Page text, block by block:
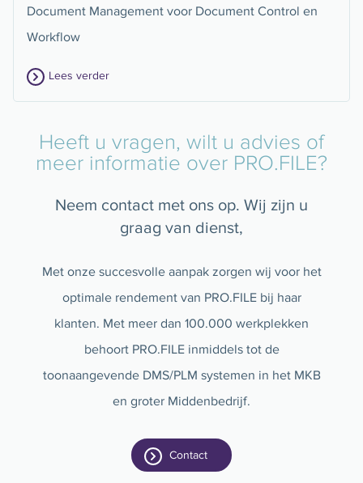
Document Management voor Document Control en
Workflow
Lees verder
Heeft u vragen, wilt u advies of
meer informatie over PRO.FILE?
Neem contact met ons op. Wij zijn u
graag van dienst,
Met onze succesvolle aanpak zorgen wij voor het
optimale rendement van PRO.FILE bij haar
klanten. Met meer dan 100.000 werkplekken
behoort PRO.FILE inmiddels tot de
toonaangevende DMS/PLM systemen in het MKB
en groter Middenbedrijf.
Contact